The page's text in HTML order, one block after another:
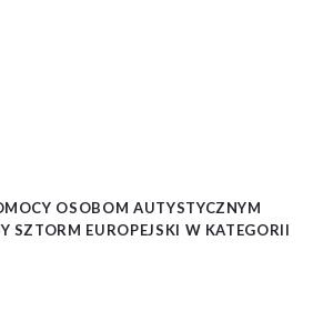
OSOBOM AUTYSTYCZNYM
SZTORM EUROPEJSKI W KATEGORII